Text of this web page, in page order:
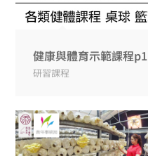
健康與體育示範課程p1
研習課程